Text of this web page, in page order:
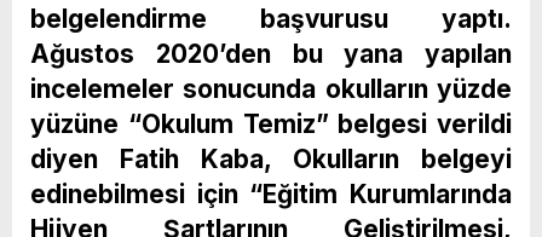
belgelendirme başvurusu yaptı.
Ağustos 2020’den bu yana yapılan
incelemeler sonucunda okulların yüzde
yüzüne “Okulum Temiz” belgesi verildi
diyen Fatih Kaba, Okulların belgeyi
edinebilmesi için “Eğitim Kurumlarında
Hijyen Şartlarının Geliştirilmesi,